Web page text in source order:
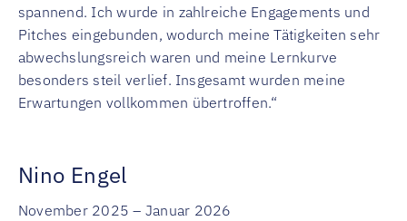
spannend. Ich wurde in zahlreiche Engagements und
Pitches eingebunden, wodurch meine Tätigkeiten sehr
abwechslungsreich waren und meine Lernkurve
besonders steil verlief. Insgesamt wurden meine
Erwartungen vollkommen übertroffen.“
Nino Engel
November 2025 – Januar 2026